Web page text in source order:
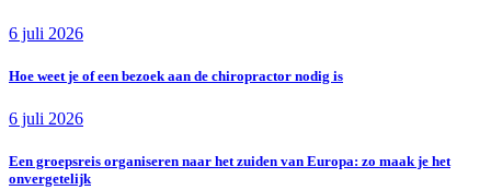
6 juli 2026
Hoe weet je of een bezoek aan de chiropractor nodig is
6 juli 2026
Een groepsreis organiseren naar het zuiden van Europa: zo maak je het
onvergetelijk